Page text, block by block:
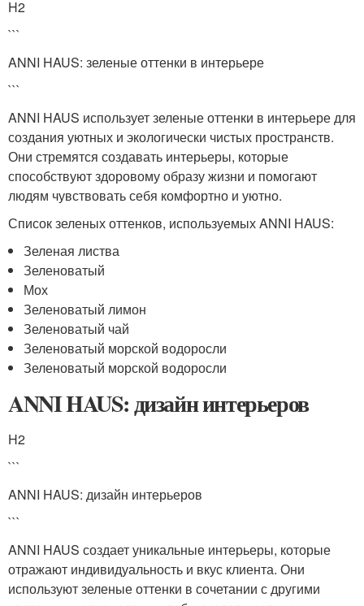
H2
```
ANNI HAUS: зеленые оттенки в интерьере
```
ANNI HAUS использует зеленые оттенки в интерьере для
создания уютных и экологически чистых пространств.
Они стремятся создавать интерьеры, которые
способствуют здоровому образу жизни и помогают
людям чувствовать себя комфортно и уютно.
Список зеленых оттенков, используемых ANNI HAUS:
Зеленая листва
Зеленоватый
Мох
Зеленоватый лимон
Зеленоватый чай
Зеленоватый морской водоросли
Зеленоватый морской водоросли
ANNI HAUS: дизайн интерьеров
H2
```
ANNI HAUS: дизайн интерьеров
```
ANNI HAUS создает уникальные интерьеры, которые
отражают индивидуальность и вкус клиента. Они
используют зеленые оттенки в сочетании с другими